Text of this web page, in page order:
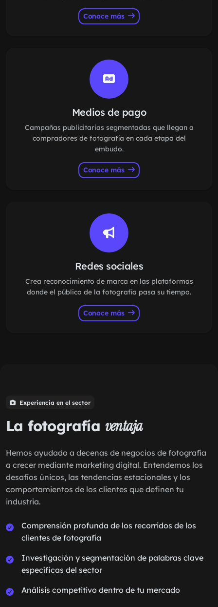
Conoce más
Medios de pago
Campañas publicitarias segmentadas que llegan a
compradores de fotografía en cada etapa del
embudo.
Conoce más
Redes sociales
Crea reconocimiento de marca en las plataformas
donde el público de la fotografía pasa su tiempo.
Conoce más
Experiencia en el sector
La fotografía ventaja
Hemos ayudado a decenas de negocios de fotografía
a crecer mediante marketing digital. Entendemos los
desafíos únicos, las tendencias estacionales y los
comportamientos de los clientes que definen tu
industria.
Comprensión profunda de los recorridos de los
clientes de fotografía
Investigación y segmentación de palabras clave
específicas del sector
Análisis competitivo dentro de tu mercado